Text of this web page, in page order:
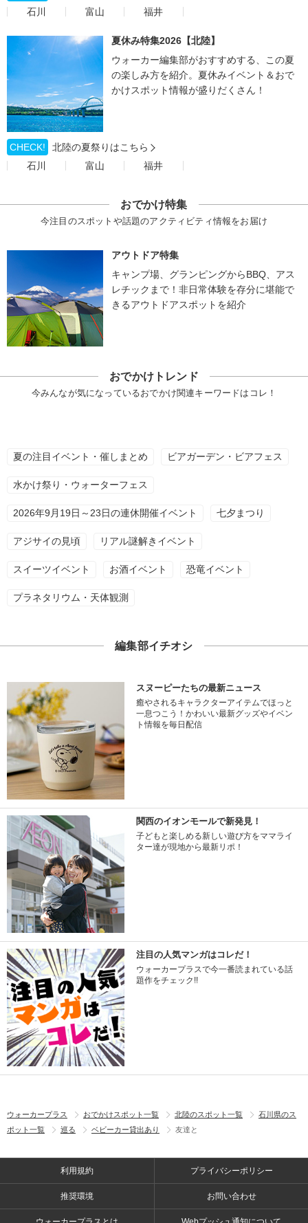
石川
富山 福井
夏休み特集2026【北陸】
ウォーカー編集部がおすすめする、この夏
の楽しみ方を紹介。夏休みイベント＆おで
かけスポット情報が盛りだくさん！
CHECK!
北陸の夏祭りはこちら
石川
富山 福井
おでかけ特集
今注目のスポットや話題のアクティビティ情報をお届け
アウトドア特集
キャンプ場、グランピングからBBQ、アス
レチックまで！非日常体験を存分に堪能で
きるアウトドアスポットを紹介
おでかけトレンド
今みんなが気になっているおでかけ関連キーワードはコレ！
夏の注目イベント・催しまとめ ビアガーデン・ビアフェス
水かけ祭り・ウォーターフェス
2026年9月19日～23日の連休開催イベント 七夕まつり
アジサイの見頃 リアル謎解きイベント
スイーツイベント お酒イベント 恐竜イベント
プラネタリウム・天体観測
編集部イチオシ
スヌーピーたちの最新ニュース
癒やされるキャラクターアイテムでほっと
一息つこう！かわいい最新グッズやイベン
ト情報を毎日配信
関西のイオンモールで新発見！
子どもと楽しめる新しい遊び方をママライ
ター達が現地から最新リポ！
注目の人気マンガはコレだ！
ウォーカープラスで今一番読まれている話
題作をチェック!!
ウォーカープラス おでかけスポット一覧 北陸のスポット一覧
石川県のス
ポット一覧
巡る ベビーカー貸出あり 友達と
利用規約 プライバシーポリシー
推奨環境 お問い合わせ